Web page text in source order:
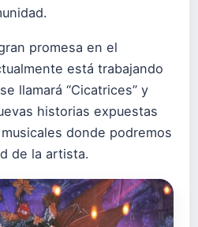
promesa en el
está trabajando
llamará “Cicatrices” y
historias expuestas
donde podremos
de la artista.